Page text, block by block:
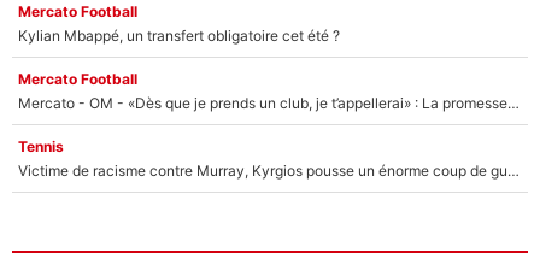
Mercato Football
Kylian Mbappé, un transfert obligatoire cet été ?
Mercato Football
Mercato - OM - «Dès que je prends un club, je t’appellerai» : La promesse de Marcelino au moment de claquer la porte
Tennis
Victime de racisme contre Murray, Kyrgios pousse un énorme coup de gueule !